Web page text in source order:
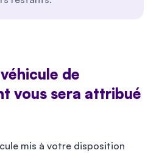
de
vous sera attribué
mis à votre disposition